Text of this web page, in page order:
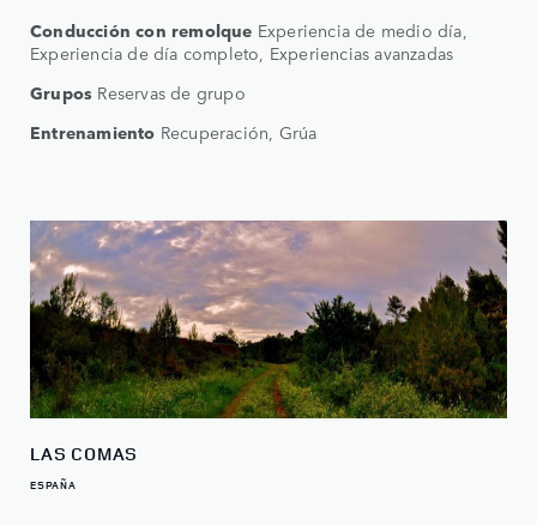
Conducción con remolque Experiencia de medio día,
Experiencia de día completo, Experiencias avanzadas
Grupos Reservas de grupo
Entrenamiento Recuperación, Grúa
LAS COMAS
ESPAÑA